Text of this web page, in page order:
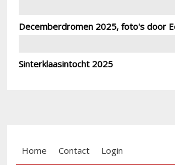
Decemberdromen 2025, foto's door
Sinterklaasintocht 2025
Footer menu
Home Contact Login